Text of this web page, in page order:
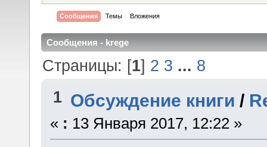
Сообщения Темы Вложения
Сообщения - krege
Страницы: [1] 2 3 ... 8
1 Обсуждение книги /
« : 13 Января 2017, 12:22 »